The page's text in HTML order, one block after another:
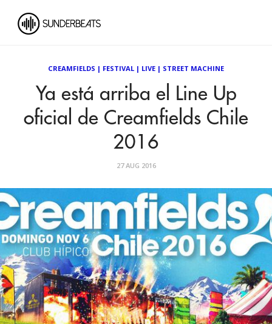
CREAMFIELDS | FESTIVAL | LIVE | STREET MACHINE
Ya está arriba el Line Up
oficial de Creamfields Chile
2016
27 AUG 2016